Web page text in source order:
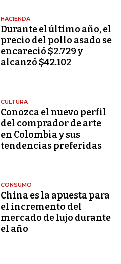
HACIENDA
Durante el último año, el
precio del pollo asado se
encareció $2.729 y
alcanzó $42.102
CULTURA
Conozca el nuevo perfil
del comprador de arte
en Colombia y sus
tendencias preferidas
CONSUMO
China es la apuesta para
el incremento del
mercado de lujo durante
el año